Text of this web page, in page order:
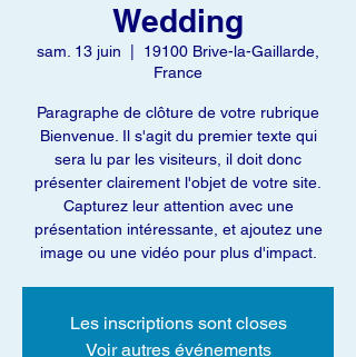
Wedding
sam. 13 juin
19100 Brive-la-Gaillarde,
France
Paragraphe de clôture de votre rubrique
Bienvenue. Il s'agit du premier texte qui
sera lu par les visiteurs, il doit donc
présenter clairement l'objet de votre site.
Capturez leur attention avec une
présentation intéressante, et ajoutez une
image ou une vidéo pour plus d'impact.
Les inscriptions sont closes
Voir autres événements